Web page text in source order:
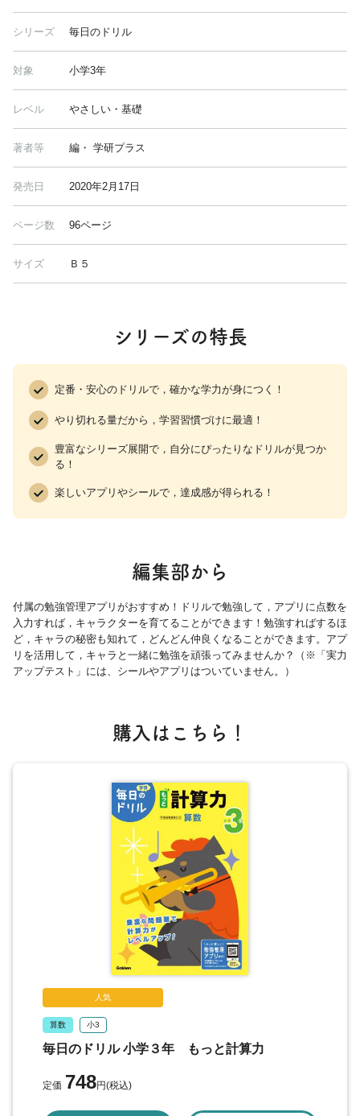
シリーズ 毎日のドリル
対象 小学3年
レベル やさしい・基礎
著者等 編・ 学研プラス
発売日 2020年2月17日
ページ数 96ページ
サイズ Ｂ５
シリーズの特長
定番・安心のドリルで，確かな学力が身につく！
やり切れる量だから，学習習慣づけに最適！
豊富なシリーズ展開で，自分にぴったりなドリルが見つか
る！
楽しいアプリやシールで，達成感が得られる！
編集部から
付属の勉強管理アプリがおすすめ！ドリルで勉強して，アプリに点数を
入力すれば，キャラクターを育てることができます！勉強すればするほ
ど，キャラの秘密も知れて，どんどん仲良くなることができます。アプ
リを活用して，キャラと一緒に勉強を頑張ってみませんか？（※「実力
アップテスト」には、シールやアプリはついていません。）
購入はこちら！
人気
算数 小3
毎日のドリル 小学３年 もっと計算力
定価 748円(税込)